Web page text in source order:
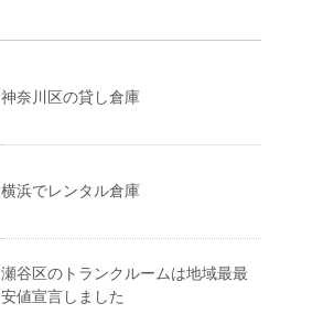
神奈川区の貸し倉庫
横浜でレンタル倉庫
瀬谷区のトランクルームは地域最最
安値宣言しました